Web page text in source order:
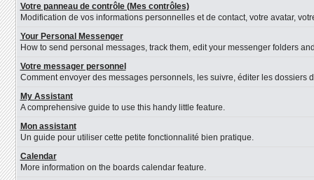
Votre panneau de contrôle (Mes contrôles)
Modification de vos informations personnelles et de contact, votre avatar,
Your Personal Messenger
How to send personal messages, track them, edit your messenger folders
Votre messager personnel
Comment envoyer des messages personnels, les suivre, éditer les dossiers
My Assistant
A comprehensive guide to use this handy little feature.
Mon assistant
Un guide pour utiliser cette petite fonctionnalité bien pratique.
Calendar
More information on the boards calendar feature.